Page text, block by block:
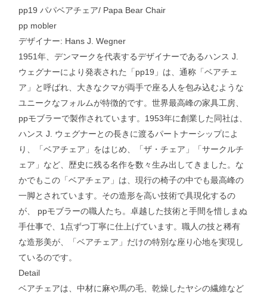
pp19 パパベアチェア/ Papa Bear Chair
pp mobler
デザイナー: Hans J. Wegner
1951年、デンマークを代表するデザイナーであるハンス J.
ウェグナーにより発表された「pp19」は、通称「ベアチェ
ア」と呼ばれ、大きなクマが両手で座る人を包み込むような
ユニークなフォルムが特徴的です。世界最高峰の家具工房、
ppモブラーで製作されています。1953年に創業した同社は、
ハンス J. ウェグナーとの長きに渡るパートナーシップによ
り、「ベアチェア」をはじめ、「ザ・チェア」「サークルチ
ェア」など、歴史に残る名作を数々生み出してきました。な
かでもこの「ベアチェア」は、現行の椅子の中でも最高峰の
一脚とされています。その造形を高い技術で具現化するの
が、 ppモブラーの職人たち。卓越した技術と手間を惜しまぬ
手仕事で、1点ずつ丁寧に仕上げています。職人の技と稀有
な造形美が、「ベアチェア」だけの特別な座り心地を実現し
ているのです。
Detail
ベアチェアは、中材に麻や馬の毛、乾燥したヤシの繊維など